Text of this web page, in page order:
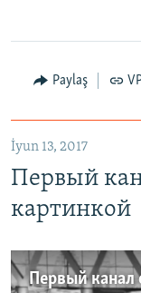
Paylaş
İyun 13, 2017
Первый
картинкой
Первый канал